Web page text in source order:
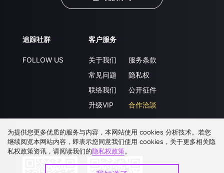
追踪社群
FOLLOW US
客户服务
关于我们
常见问题
联络我们
升级VIP
服务条款
隐私权
公开征件
合作洽談
下载 APP
为提供您更多优质的服务与内容，本网站使用 cookies 分析技术。若您
继续阅览本网站内容，即表示您同意我们使用 cookies，关于更多相关隐
私权政策资讯，请阅读我们的隐私权政策。